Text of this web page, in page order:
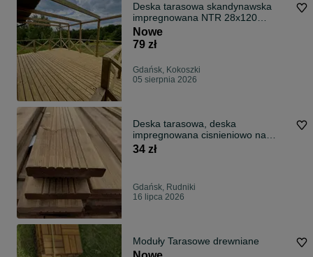
Deska tarasowa skandynawska
impregnowana NTR 28x120
28x145 sosna
Nowe
79 zł
Gdańsk, Kokoszki
05 sierpnia 2026
Deska tarasowa, deska
impregnowana cisnieniowo na
brazowo 28x145x4000 I Gatunek
34 zł
Gdańsk, Rudniki
16 lipca 2026
Moduły Tarasowe drewniane